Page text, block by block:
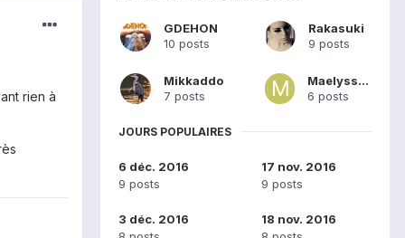
rien à
GDEHON
10 posts
Rakasuki
9 posts
Mikkaddo
7 posts
Maelyssgs
6 posts
JOURS POPULAIRES
6 déc. 2016
9 posts
17 nov. 2016
9 posts
3 déc. 2016
18 nov. 2016